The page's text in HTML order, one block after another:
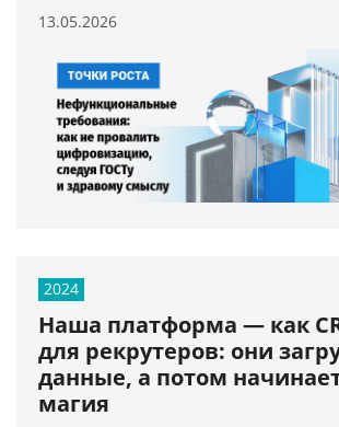
13.05.2026
2024
Наша платформа — как
для рекрутеров: они
данные, а потом
магия